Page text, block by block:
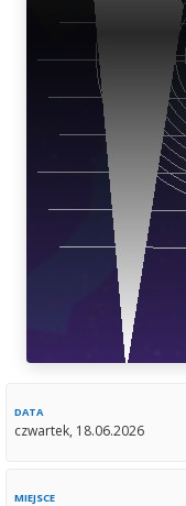
DATA
czwartek, 18.06.2026
MIEJSCE